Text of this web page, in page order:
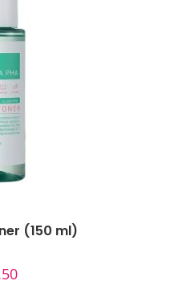
(150 ml)